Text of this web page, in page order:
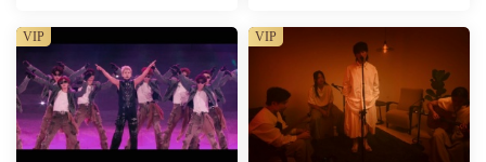
VIP VIP